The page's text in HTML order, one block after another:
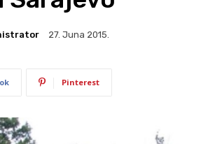
27. Juna 2015.
Pinterest